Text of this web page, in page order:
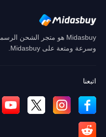
وسرعة ومتعة على Midasbuy.
اتبعنا